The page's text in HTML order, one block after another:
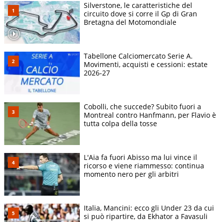
Silverstone, le caratteristiche del
circuito dove si corre il Gp di Gran
Bretagna del Motomondiale
Tabellone Calciomercato Serie A.
Movimenti, acquisti e cessioni: estate
2026-27
Cobolli, che succede? Subito fuori a
Montreal contro Hanfmann, per Flavio è
tutta colpa della tosse
L'Aia fa fuori Abisso ma lui vince il
ricorso e viene riammesso: continua
momento nero per gli arbitri
Italia, Mancini: ecco gli Under 23 da cui
si può ripartire, da Ekhator a Favasuli